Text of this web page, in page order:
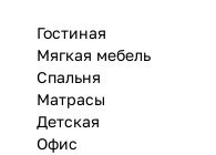
Гостиная
Мягкая мебель
Спальня
Матрасы
Детская
Офис